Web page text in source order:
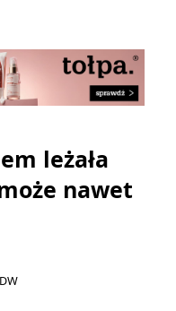
leżała
nawet